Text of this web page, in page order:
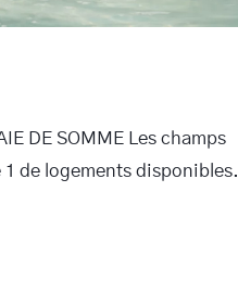
DE SOMME Les champs
de logements disponibles.